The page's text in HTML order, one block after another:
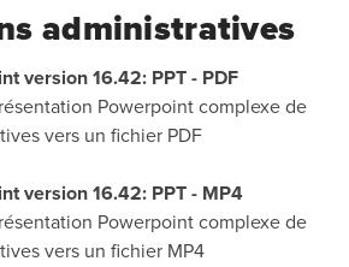
administratives
version 16.42: PPT - PDF
Powerpoint complexe de
vers un fichier PDF
version 16.42: PPT - MP4
Powerpoint complexe de
vers un fichier MP4